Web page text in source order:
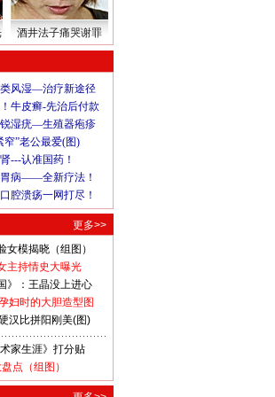
酒井法子痛哭谢罪
更多>>
女模揭晓（组图）
主持情史大曝光
》：王晶没上进心
妇时的大胆造型图
汉比拼阳刚美(图)
家生涯》打分贴
点（组图）